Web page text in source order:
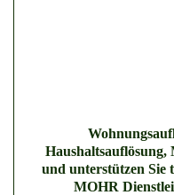
Haushaltsauflösung,
und unterstützen
MOHR